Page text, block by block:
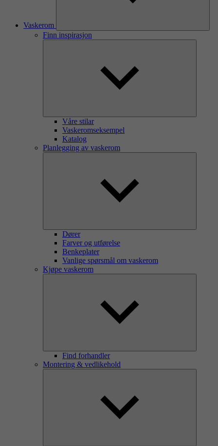
Vaskerom
Finn inspirasjon
Våre stilar
Vaskeromseksempel
Katalog
Planlegging av vaskerom
Dører
Farver og utførelse
Benkeplater
Vanlige spørsmål om vaskerom
Kjøpe vaskerom
Find forhandler
Montering & vedlikehold